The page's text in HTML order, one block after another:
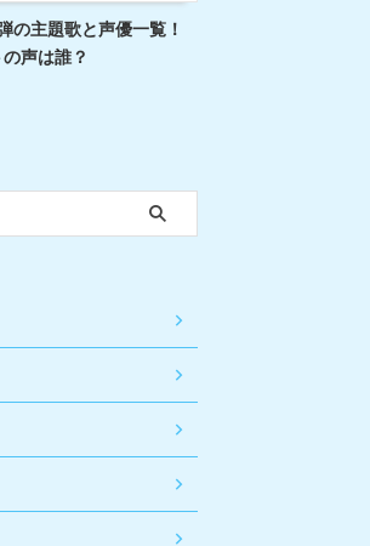
の主題歌と声優一覧！
声は誰？